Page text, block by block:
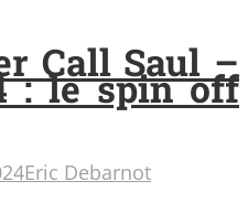
Call Saul –
: le spin off
Eric Debarnot